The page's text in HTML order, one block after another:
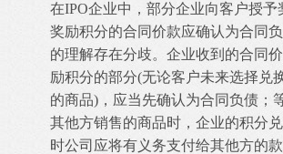
在IPO企业中，部分企业向客户授予
奖励积分的合同价款应确认为合同
的理解存在分歧。企业收到的合同
励积分的部分(无论客户未来选择兑
的商品)，应当先确认为合同负债；
其他方销售的商品时，企业的积分
时公司应将有义务支付给其他方的